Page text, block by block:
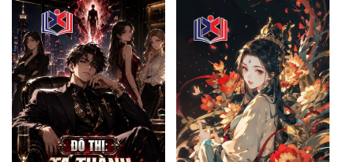
Phương Tây
Phản Phái
Quan Trường
Quân Sự
Sảng Văn